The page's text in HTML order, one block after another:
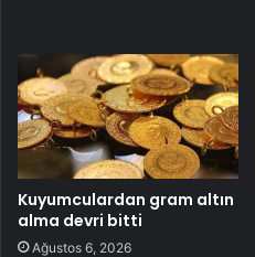
Kuyumculardan gram altın
alma devri bitti
Ağustos 6, 2026